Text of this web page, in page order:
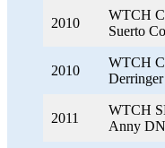
2010
WTCH
Suerto
2010
WTCH
Derringer
2011
WTCH
Anny